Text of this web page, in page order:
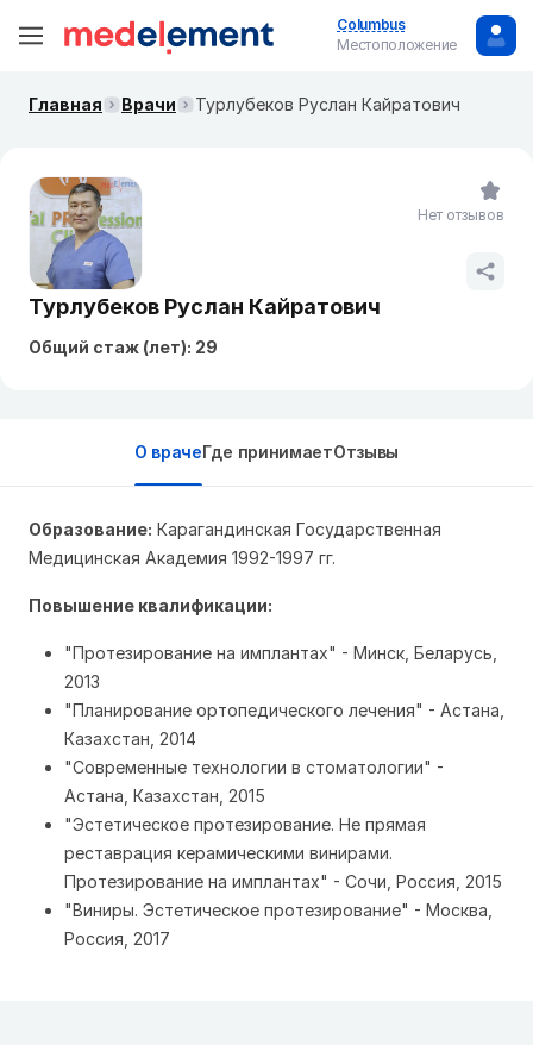
Columbus
Местоположение
Главная Врачи Турлубеков Руслан Кайратович
Турлубеков Руслан Кайратович
Общий стаж (лет): 29
Нет отзывов
О врачеГде принимаетОтзывы
Образование: Карагандинская Государственная
Медицинская Академия 1992-1997 гг.
Повышение квалификации:
"Протезирование на имплантах" - Минск, Беларусь,
2013
"Планирование ортопедического лечения" - Астана,
Казахстан, 2014
"Современные технологии в стоматологии" -
Астана, Казахстан, 2015
"Эстетическое протезирование. Не прямая
реставрация керамическими винирами.
Протезирование на имплантах" - Сочи, Россия, 2015
"Виниры. Эстетическое протезирование" - Москва,
Россия, 2017